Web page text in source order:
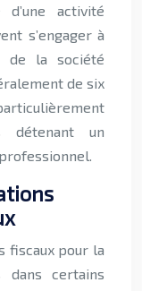
d’une activité
s’engager à
de la société
de six
détenant un
fiscaux pour la
dans certains